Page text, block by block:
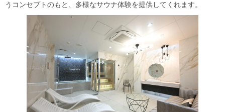
うコンセプトのもと、多様なサウナ体験を提供してくれます。